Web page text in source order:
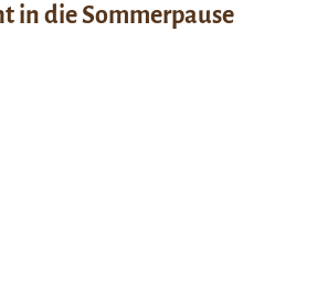
in die Sommerpause